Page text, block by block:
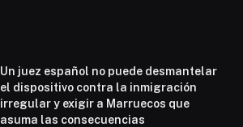
Un juez español no puede desmantelar
el dispositivo contra la inmigración
irregular y exigir a Marruecos que
asuma las consecuencias